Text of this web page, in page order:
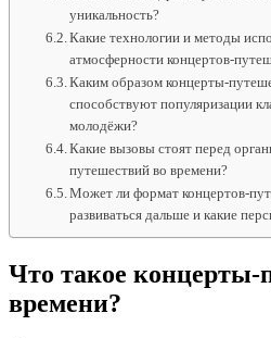
уникальность?
Какие технологии и методы
атмосферности концертов-
Каким образом концерты-
способствуют популяризации
молодёжи?
Какие вызовы стоят перед
путешествий во времени?
Может ли формат концертов-
развиваться дальше и какие
Что такое концерты-
времени?